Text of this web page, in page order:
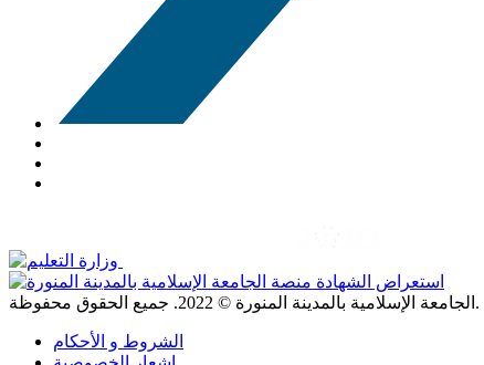
الجامعة الإسلامية بالمدينة المنورة © 2022 . جميع الحقوق محفوظة.
الشروط و الأحكام